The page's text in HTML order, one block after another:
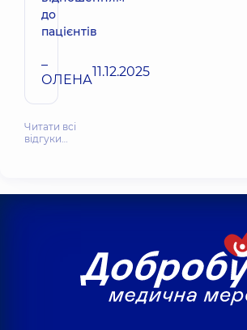
до
пацієнтів
–
ОЛЕНА11.12.2025
Читати всі
відгуки…